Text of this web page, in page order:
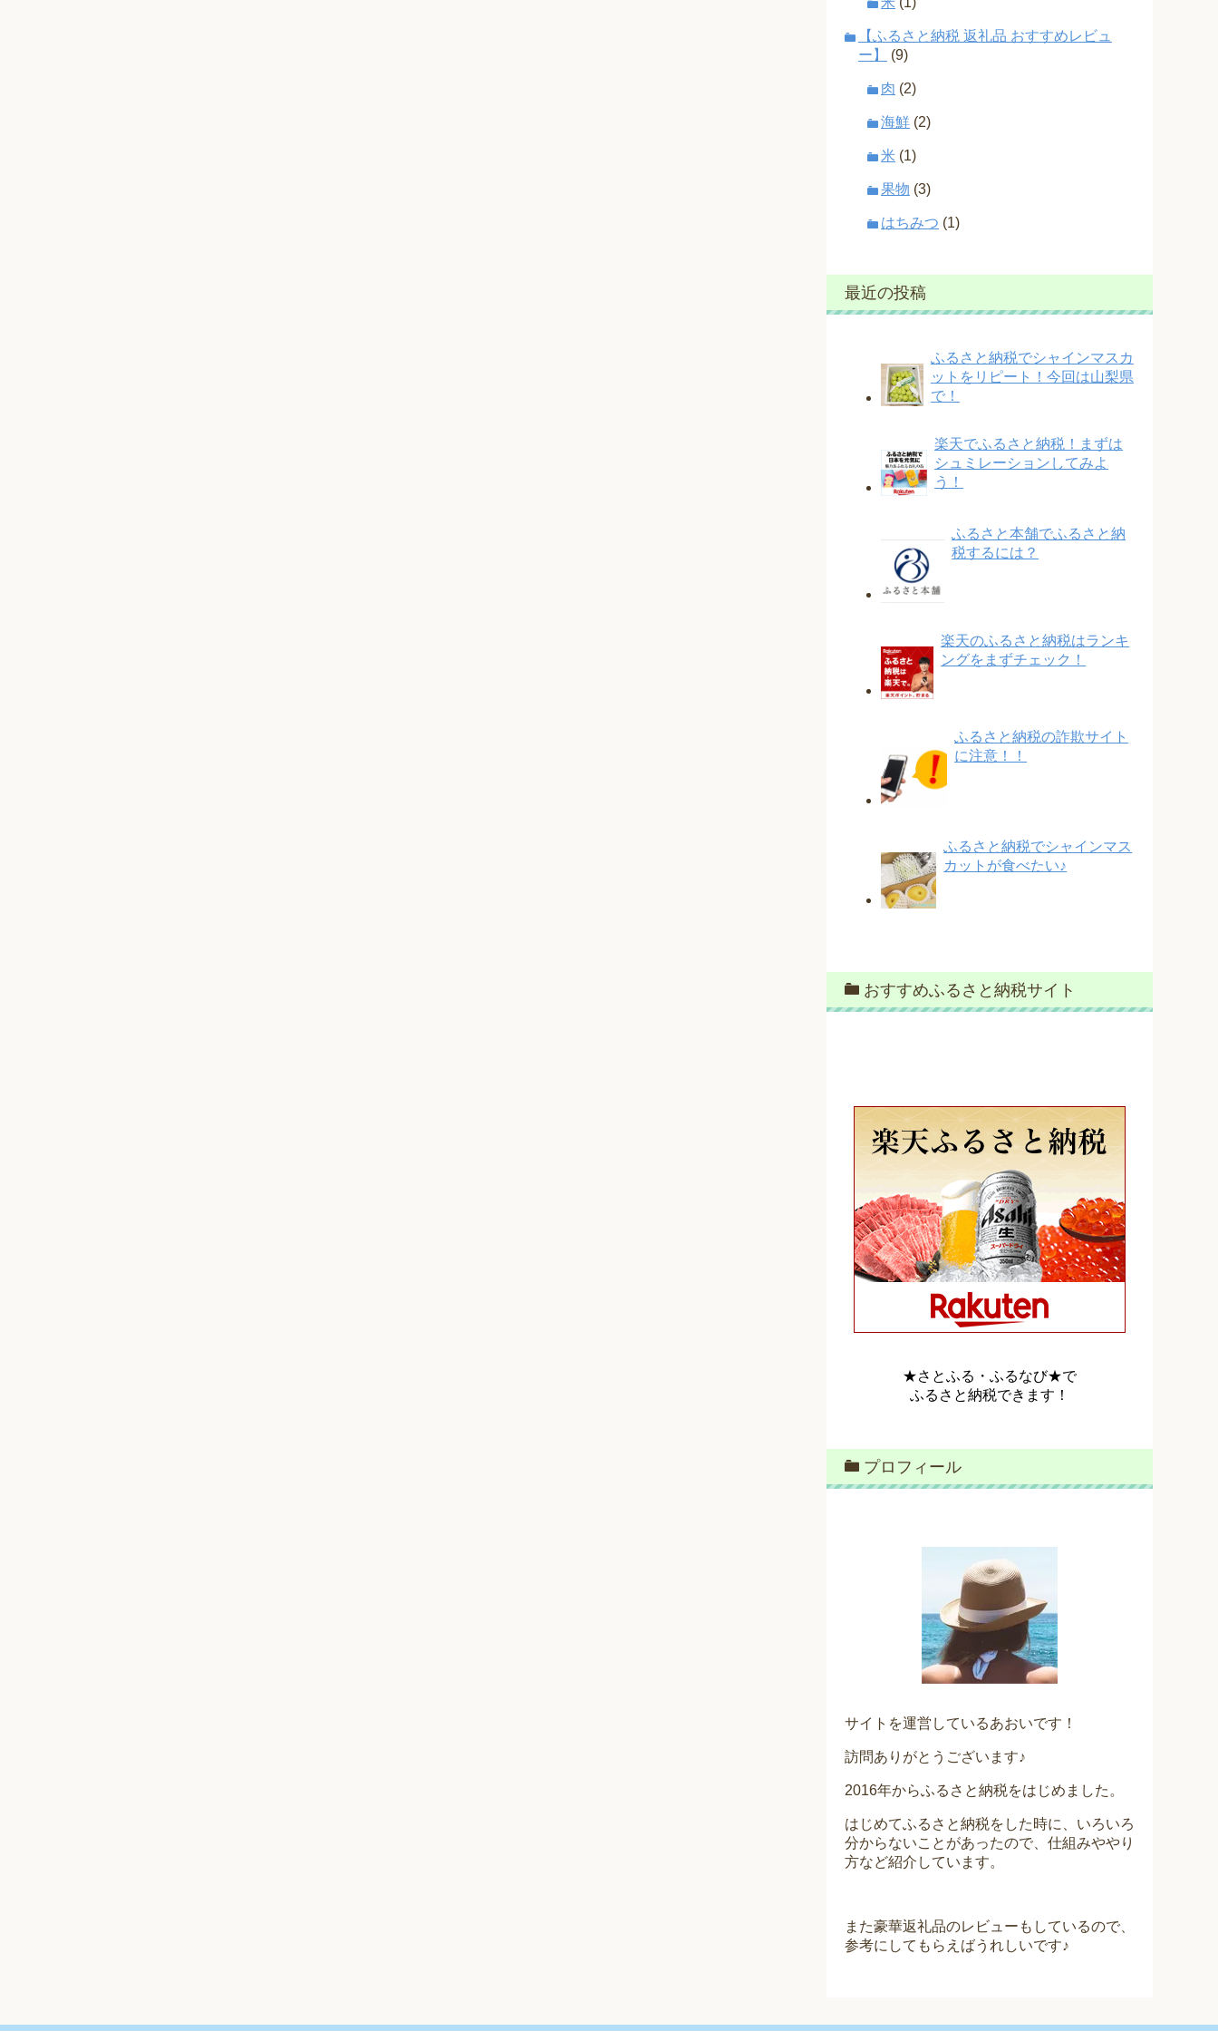
【ふるさと納税 返礼品 おすすめレビュ
ー】
(9)
肉 (2)
海鮮 (2)
米 (1)
果物 (3)
はちみつ (1)
最近の投稿
ふるさと納税でシャインマスカ
ットをリピート！今回は山梨県
で！
楽天でふるさと納税！まずは
シュミレーションしてみよ
う！
ふるさと本舗でふるさと納
税するには？
楽天のふるさと納税はランキ
ングをまずチェック！
ふるさと納税の詐欺サイト
に注意！！
ふるさと納税でシャインマス
カットが食べたい♪
おすすめふるさと納税サイト
★さとふる・ふるなび★で
ふるさと納税できます！
プロフィール
サイトを運営しているあおいです！
訪問ありがとうございます♪
2016年からふるさと納税をはじめました。
はじめてふるさと納税をした時に、いろいろ
分からないことがあったので、仕組みややり
方など紹介しています。
また豪華返礼品のレビューもしているので、
参考にしてもらえばうれしいです♪